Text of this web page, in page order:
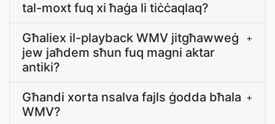
tal-moxt fuq xi ħaġa li tiċċaqlaq?
Għaliex il-playback WMV jitgħawweġ
jew jaħdem sħun fuq magni aktar
antiki?
+
Għandi xorta nsalva fajls ġodda bħala
WMV?
+